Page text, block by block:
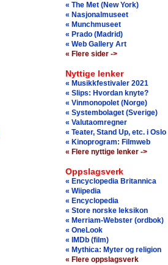
« The Met (New York)
« Nasjonalmuseet
« Munchmuseet
« Prado (Madrid)
« Web Gallery Art
« Flere sider ->
Nyttige lenker
« Musikkfestivaler 2021
« Slips: Hvordan knyte?
« Vinmonopolet (Norge)
« Systembolaget (Sverige)
« Valutaomregner
« Teater, Stand Up, etc. i Oslo
« Kinoprogram: Filmweb
« Flere nyttige lenker ->
Oppslagsverk
« Encyclopedia Britannica
« Wiipedia
« Encyclopedia
« Store norske leksikon
« Merriam-Webster (ordbok)
« OneLook
« IMDb (film)
« Mythica: Myter og religion
« Flere oppslagsverk